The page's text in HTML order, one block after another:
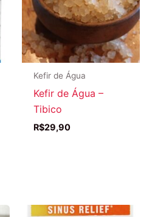
Kefir de Água
Kefir de Água –
Tibico
R$29,90